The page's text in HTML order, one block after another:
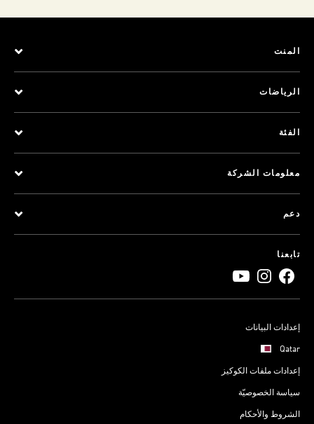
المنت
الرياضات
الفئة
معلومات الشركة
دعم
تابعنا
إعدادات البيانات
Qatar
إعدادات ملفات الكوكيز
سياسة الخصوصيّة
الشروط والأحكام